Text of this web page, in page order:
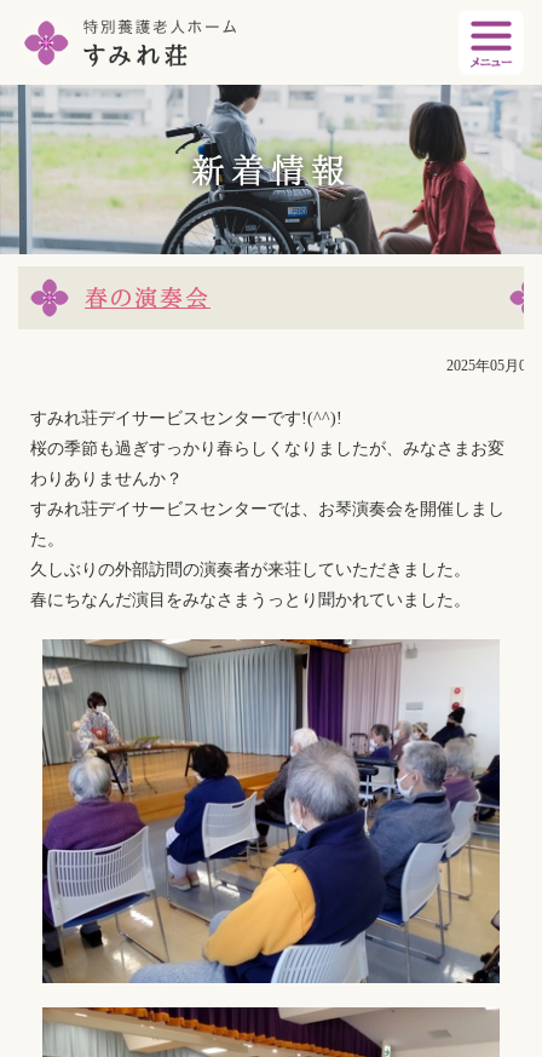
新着情報
春の演奏会
2025年05月02
すみれ荘デイサービスセンターです!(^^)!
桜の季節も過ぎすっかり春らしくなりましたが、みなさまお変
わりありませんか？
すみれ荘デイサービスセンターでは、お琴演奏会を開催しまし
た。
久しぶりの外部訪問の演奏者が来荘していただきました。
春にちなんだ演目をみなさまうっとり聞かれていました。